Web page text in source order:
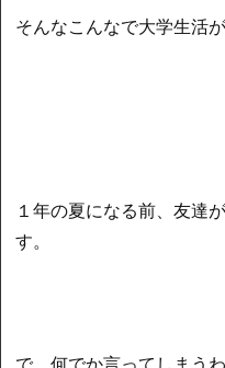
そんなこんなで大学生活
１年の夏になる前、友達
す。